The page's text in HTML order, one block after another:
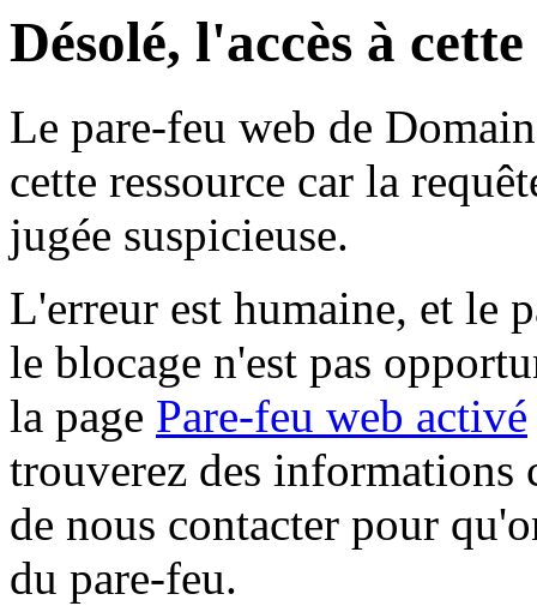
Désolé, l'accès à
Le pare-feu web de
cette ressource car la
jugée suspicieuse.
L'erreur est humaine, et le
le blocage n'est pas
la page Pare-feu web activé
trouverez des informations
de nous contacter pour
du pare-feu.